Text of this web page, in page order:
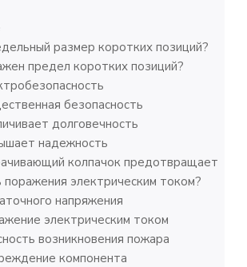
размер коротких позиций?
предел коротких позиций?
безопасность
долговечность
надежность
колпачок предотвращает
поражения электрическим током?
напряжения
электрическим током
возникновения пожара
компонента